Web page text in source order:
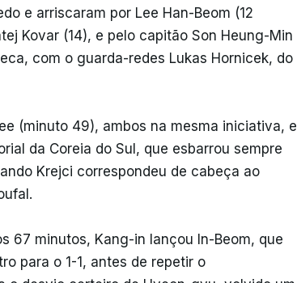
e arriscaram por Lee Han-Beom (12
Kovar (14), e pelo capitão Son Heung-Min
com o guarda-redes Lukas Hornicek, do
(minuto 49), ambos na mesma iniciativa, e
da Coreia do Sul, que esbarrou sempre
Krejci correspondeu de cabeça ao
67 minutos, Kang-in lançou In-Beom, que
para o 1-1, antes de repetir o